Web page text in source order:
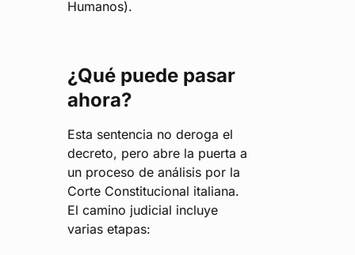
Humanos).
¿Qué puede pasar
ahora?
Esta sentencia no deroga el
decreto, pero abre la puerta a
un proceso de análisis por la
Corte Constitucional italiana.
El camino judicial incluye
varias etapas: